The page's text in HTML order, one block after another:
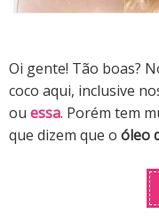
Oi gente! Tão boas?
coco aqui, inclusive
ou essa. Porém tem
que dizem que o óleo